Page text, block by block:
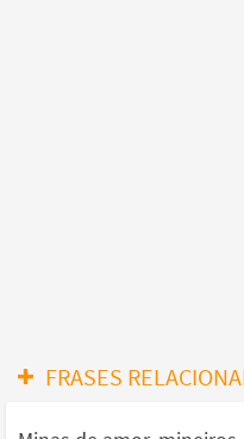
FRASES